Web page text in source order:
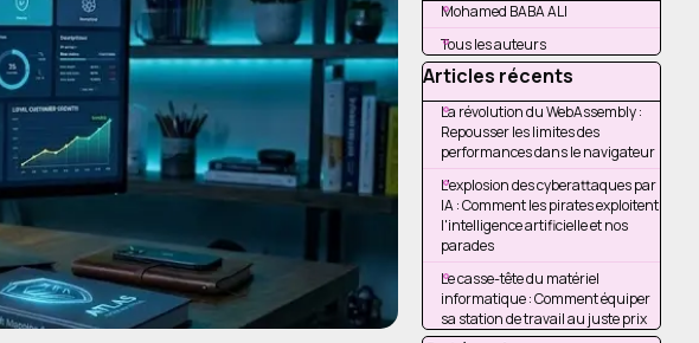
Mohamed BABA ALI
Tous les auteurs
Sauter le bloc Articles
Articles récents
La révolution du WebAssembly :
Repousser les limites des
performances dans le navigateur
L'explosion des cyberattaques par
IA : Comment les pirates exploitent
l'intelligence artificielle et nos
parades
Le casse-tête du matériel
informatique : Comment équiper
sa station de travail au juste prix